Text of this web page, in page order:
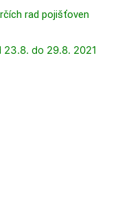
rad pojišťoven
do 29.8. 2021